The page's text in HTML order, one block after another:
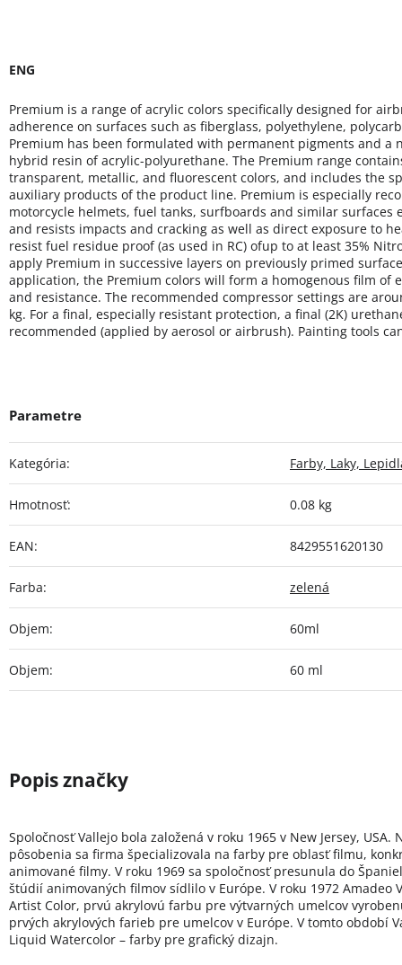
ENG
Premium is a range of acrylic colors specifically designed for
adherence on surfaces such as fiberglass, polyethylene,
Premium has been formulated with permanent pigments and a
hybrid resin of acrylic-polyurethane. The Premium range
transparent, metallic, and fluorescent colors, and includes the
auxiliary products of the product line. Premium is especially
motorcycle helmets, fuel tanks, surfboards and similar surfaces
and resists impacts and cracking as well as direct exposure to
resist fuel residue proof (as used in RC) ofup to at least 35%
apply Premium in successive layers on previously primed
application, the Premium colors will form a homogenous film of
and resistance. The recommended compressor settings are
kg. For a final, especially resistant protection, a final (2K)
recommended (applied by aerosol or airbrush). Painting tools
Kategória: Farby, Laky,
Hmotnosť: 0.08 kg
EAN: 8429551620130
Farba: zelená
Objem: 60ml
Objem: 60 ml
Spoločnosť Vallejo bola založená v roku 1965 v New Jersey, USA.
pôsobenia sa firma špecializovala na farby pre oblasť filmu,
animované filmy. V roku 1969 sa spoločnosť presunula do
štúdií animovaných filmov sídlilo v Európe. V roku 1972 Amadeo
Artist Color, prvú akrylovú farbu pre výtvarných umelcov
prvých akrylových farieb pre umelcov v Európe. V tomto období
Liquid Watercolor – farby pre grafický dizajn.